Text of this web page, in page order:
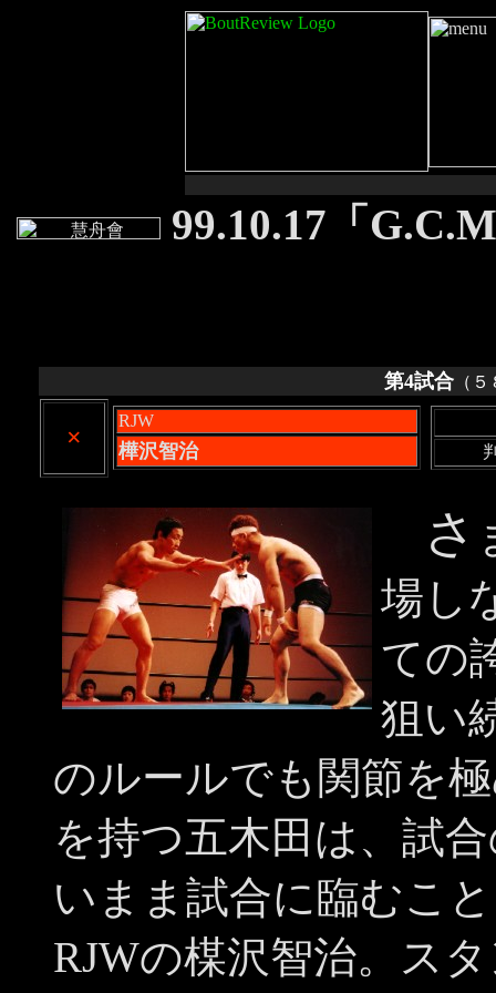
99.10.17「
第4試合（５
×
RJW
樺沢智治
さ
場し
ての
狙い
のルールでも関節を
を持つ五木田は、試
いまま試合に臨むこ
RJWの楳沢智治。ス